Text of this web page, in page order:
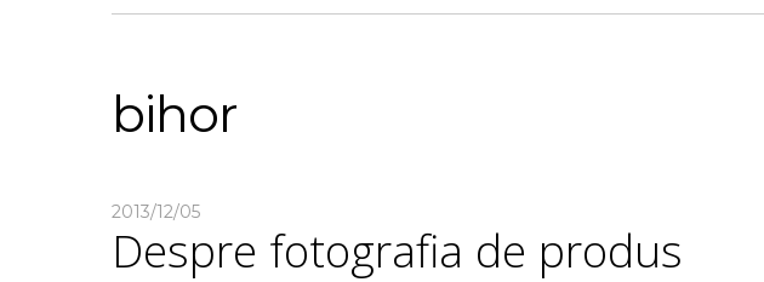
bihor
2013/12/05
Despre fotografia de produs